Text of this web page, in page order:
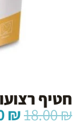
חטיף רצועות
18.00₪
₪